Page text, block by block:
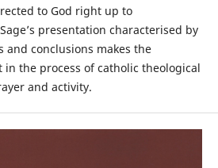
to God right up to
presentation characterised by
and conclusions makes the
the process of catholic theological
and activity.